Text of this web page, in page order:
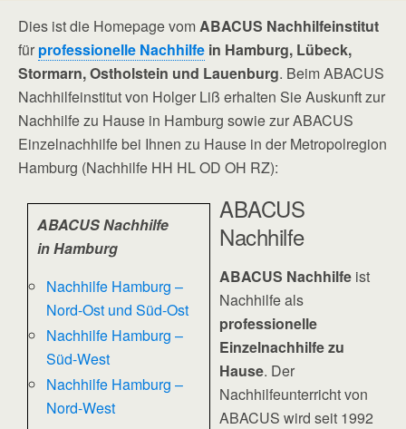
Dies ist die Homepage vomABACUS Nachhilfeinstitut
für professionelle Nachhilfe in Hamburg, Lübeck,
Stormarn, Ostholstein und Lauenburg. Beim ABACUS
Nachhilfeinstitut von Holger Liß erhalten Sie Auskunft zur
Nachhilfe zu Hause in Hamburg sowie zur ABACUS
Einzelnachhilfe bei Ihnen zu Hause in der Metropolregion
Hamburg (Nachhilfe HH HL OD OH RZ):
ABACUS Nachhilfe
in Hamburg
Nachhilfe Hamburg –
Nord-Ost und Süd-Ost
Nachhilfe Hamburg –
Süd-West
Nachhilfe Hamburg –
Nord-West
ABACUS
Nachhilfe
ABACUS Nachhilfe ist
Nachhilfe als
professionelle
Einzelnachhilfe zu
Hause. Der
Nachhilfeunterricht von
ABACUS wird seit 1992